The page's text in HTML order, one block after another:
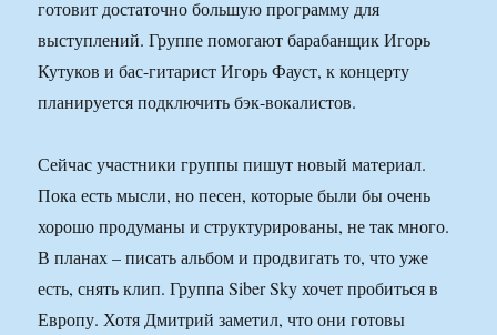
готовит достаточно большую программу для
выступлений. Группе помогают барабанщик Игорь
Кутуков и бас-гитарист Игорь Фауст, к концерту
планируется подключить бэк-вокалистов.
Сейчас участники группы пишут новый материал.
Пока есть мысли, но песен, которые были бы очень
хорошо продуманы и структурированы, не так много.
В планах – писать альбом и продвигать то, что уже
есть, снять клип. Группа Siber Sky хочет пробиться в
Европу. Хотя Дмитрий заметил, что они готовы